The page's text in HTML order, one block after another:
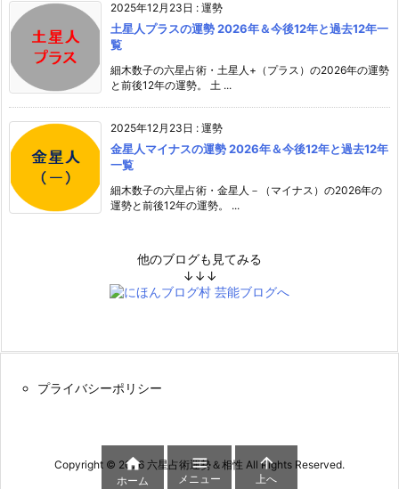
2025年12月23日 : 運勢
土星人プラスの運勢 2026年＆今後12年と過去12年一
覧
細木数子の六星占術・土星人+（プラス）の2026年の運勢
と前後12年の運勢。 土 ...
2025年12月23日 : 運勢
金星人マイナスの運勢 2026年＆今後12年と過去12年
一覧
細木数子の六星占術・金星人－（マイナス）の2026年の
運勢と前後12年の運勢。 ...
他のブログも見てみる
↓↓↓
プライバシーポリシー
Copyright © 2026 六星占術運勢＆相性 All Rights Reserved.

ホーム

メニュー

上へ